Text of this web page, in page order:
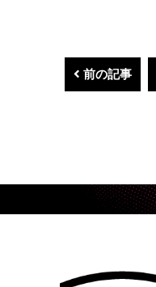
前の記事